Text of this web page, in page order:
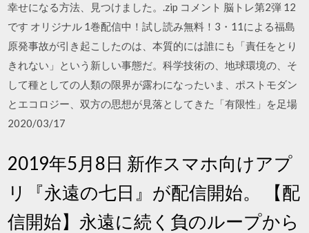
幸せになる方法、見つけました。.zip コメント 脳トレ第2弾 12
です オリジナル 1巻配信中！試し読み無料！3・11による福島
原発事故が引き起こしたのは、本質的には誰にも「責任をとり
きれない」という新しい事態だ。科学技術の、地球環境の、そ
して種としての人類の限界が露わになったいま、ポストモダン
とエコロジー、双方の思想が見落としてきた「有限性」を足場
2020/03/17
2019年5月8日 新作スマホ向けアプ
リ『永遠の七日』が配信開始。 【配
信開始】永遠に続く負のループから